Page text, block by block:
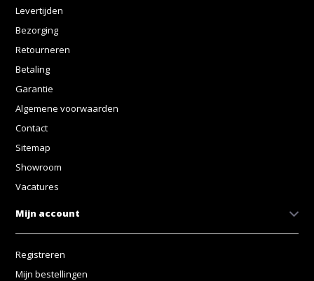
Levertijden
Bezorging
Retourneren
Betaling
Garantie
Algemene voorwaarden
Contact
Sitemap
Showroom
Vacatures
Mijn account
Registreren
Mijn bestellingen